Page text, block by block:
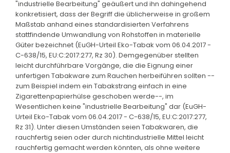
"industrielle Bearbeitung" geäußert und ihn dahingehend
konkretisiert, dass der Begriff die üblicherweise in großem
Maßstab anhand eines standardisierten Verfahrens
stattfindende Umwandlung von Rohstoffen in materielle
Güter bezeichnet (EuGH-Urteil Eko-Tabak vom 06.04.2017 -
C-638/15, EU:C:2017:277, Rz 30). Demgegenüber stellten
leicht durchführbare Vorgänge, die die Eignung einer
unfertigen Tabakware zum Rauchen herbeiführen sollten --
zum Beispiel indem ein Tabakstrang einfach in eine
Zigarettenpapierhülse geschoben werde--, im
Wesentlichen keine "industrielle Bearbeitung" dar (EuGH-
Urteil Eko-Tabak vom 06.04.2017 - C-638/15, EU:C:2017:277,
Rz 31). Unter diesen Umständen seien Tabakwaren, die
rauchfertig seien oder durch nichtindustrielle Mittel leicht
rauchfertig gemacht werden könnten, als ohne weitere